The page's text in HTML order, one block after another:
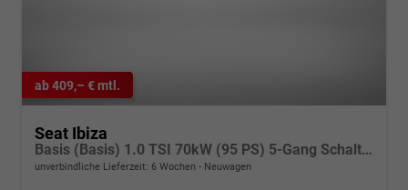
ab 409,– € mtl.
Seat Ibiza
Basis (Basis) 1.0 TSI 70kW (95 PS) 5-Gang Schaltgetriebe
unverbindliche Lieferzeit: 6 Wochen Neuwagen